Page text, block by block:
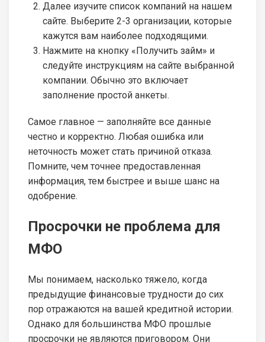
Далее изучите список компаний на нашем
сайте. Выберите 2-3 организации, которые
кажутся вам наиболее подходящими.
Нажмите на кнопку «Получить займ» и
следуйте инструкциям на сайте выбранной
компании. Обычно это включает
заполнение простой анкеты.
Самое главное — заполняйте все данные
честно и корректно. Любая ошибка или
неточность может стать причиной отказа.
Помните, чем точнее предоставленная
информация, тем быстрее и выше шанс на
одобрение.
Просрочки не проблема для
МФО
Мы понимаем, насколько тяжело, когда
предыдущие финансовые трудности до сих
пор отражаются на вашей кредитной истории.
Однако для большинства МФО прошлые
просрочки не являются приговором. Они